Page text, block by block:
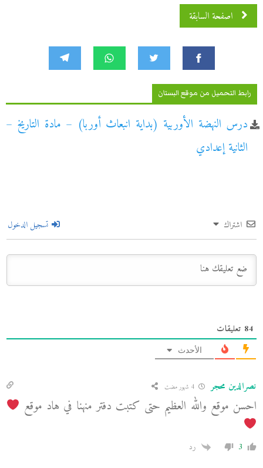
اصفحة السابقة
رابط التحميل من موقع البستان
درس النهضة الأوربية (بداية انبعاث أوربا) – مادة التاريخ –
الثانية إعدادي
اشتراك تسجيل الدخول
84 تعليقات
الأحدث
نصرالدين محجر 4 شهور مضت
احسن موقع والله العظيم حتى كتبت دفتر منهنا في هاد موقع
3 رد